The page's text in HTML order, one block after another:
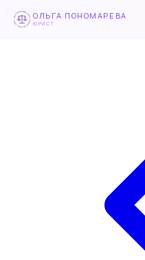
Перейти к содержимому
ОЛЬГА ПОНОМАРЕВА
ЮРИСТ